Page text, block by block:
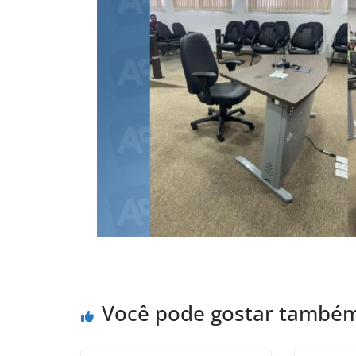
Você pode gostar